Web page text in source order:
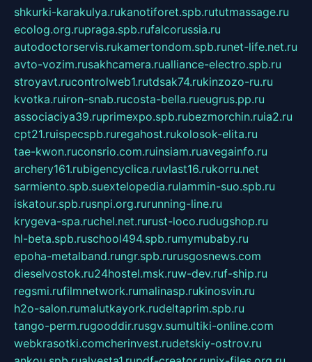
shkurki-karakulya.rukanotiforet.spb.rututmassage.ru
ecolog.org.rupraga.spb.rufalcorussia.ru
autodoctorservis.rukamertondom.spb.runet-life.net.ru
avto-vozim.rusakhcamera.rualliance-electro.spb.ru
stroyavt.rucontrolweb1.rutdsak74.rukinzozo-ru.ru
kvotka.ruiron-snab.rucosta-bella.rueugrus.pp.ru
associaciya39.ruprimexpo.spb.rubezmorchin.ruia2.ru
cpt21.ruispecspb.ruregahost.rukolosok-elita.ru
tae-kwon.ruconsrio.com.ruinsiam.ruavegainfo.ru
archery161.rubigencyclica.ruvlast16.rukorru.net
sarmiento.spb.suextelopedia.rulammin-suo.spb.ru
iskatour.spb.rusnpi.org.rurunning-line.ru
krygeva-spa.ruchel.net.rurust-loco.rudugshop.ru
hl-beta.spb.ruschool494.spb.rumymubaby.ru
epoha-metalband.rungr.spb.rurusgosnews.com
dieselvostok.ru24hostel.msk.ruw-dev.ruf-ship.ru
regsmi.rufilmnetwork.rumalinasp.rukinosvin.ru
h2o-salon.rumalutkayork.rudeltaprim.spb.ru
tango-perm.rugooddir.rusgv.sumultiki-online.com
webkrasotki.comcherinvest.rudetskiy-ostrov.ru